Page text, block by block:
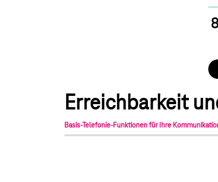
Erreichbarkeit
Basis-Telefonie-Funktionen für Ihre